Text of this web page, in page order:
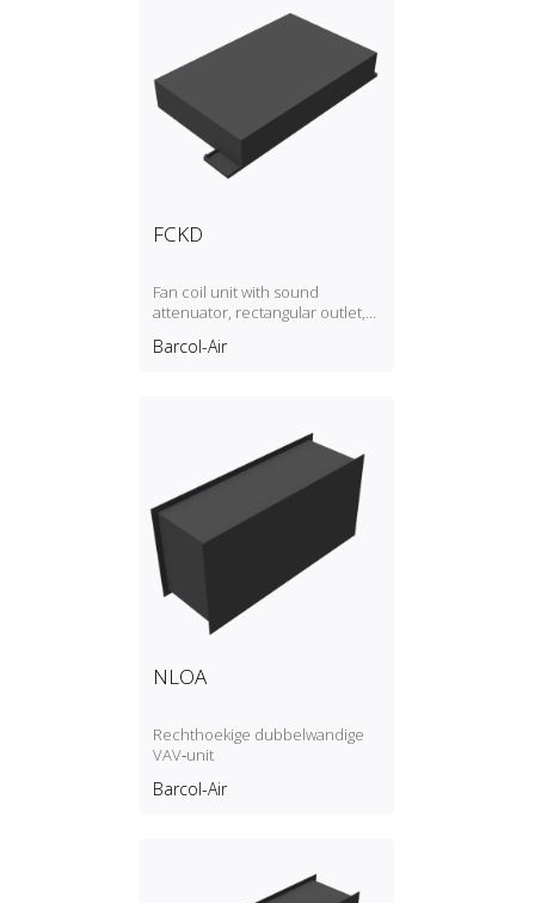
FCKD
Fan coil unit with sound
attenuator, rectangular outlet,
Barcol-Air
NLOA
Rechthoekige dubbelwandige
VAV‑unit
Barcol-Air